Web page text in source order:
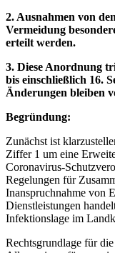
2. Ausnahmen von
Vermeidung
erteilt werden.
3. Diese Anordnung
bis einschließlich 16.
Änderungen bleiben
Begründung:
Zunächst ist
Ziffer 1 um eine
Coronavirus-
Regelungen für
Inanspruchnahme von
Dienstleistungen
Infektionslage im
Rechtsgrundlage für